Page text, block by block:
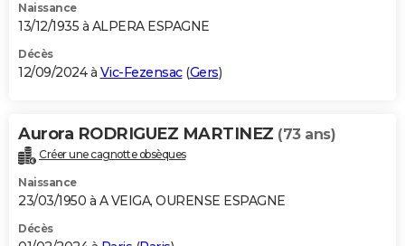
Naissance
13/12/1935 à ALPERA ESPAGNE
Décès
12/09/2024 à Vic-Fezensac(Gers)
Aurora RODRIGUEZ MARTINEZ (73 ans)
Créer une cagnotte obsèques
Naissance
23/03/1950 à A VEIGA, OURENSE ESPAGNE
Décès